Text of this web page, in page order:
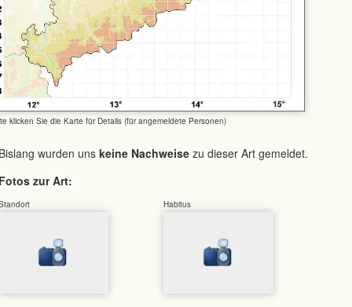
klicken Sie die Karte für Details (für angemeldete Personen)
wurden uns keine Nachweise zu dieser Art gemeldet.
zur Art:
Habitus